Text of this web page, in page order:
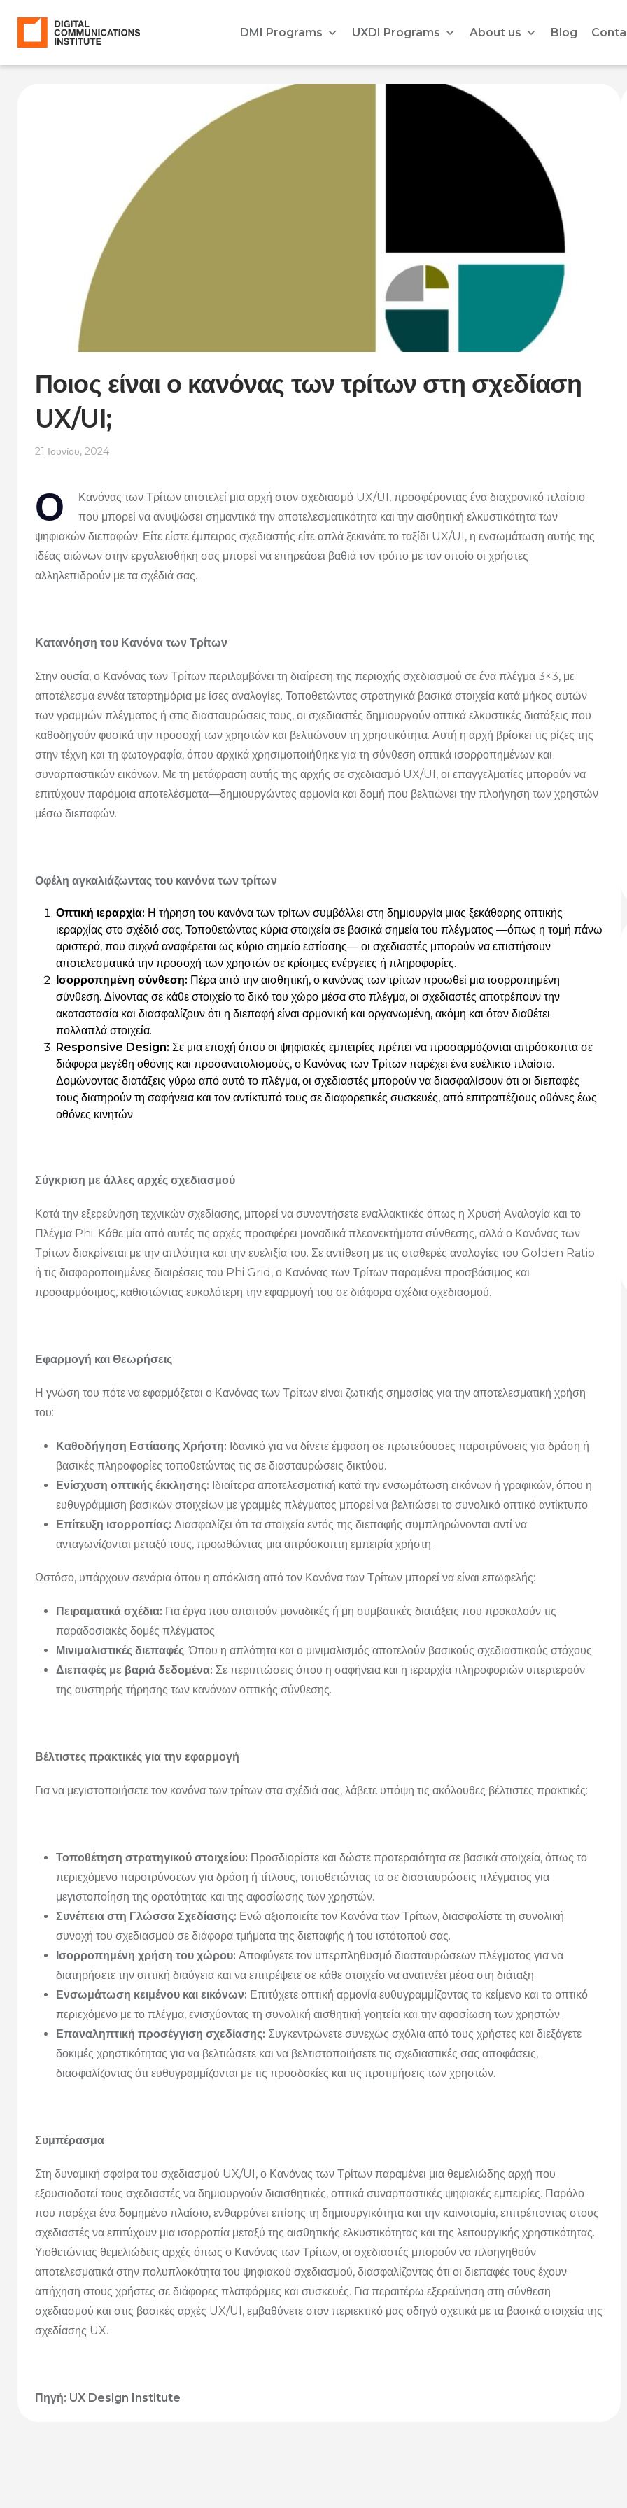
DMI Programs UXDI Programs About us Blog
Ποιος είναι ο κανόνας των τρίτων στη σχεδίαση
UX/UI;
21 Ιουνίου, 2024
Ο
Κανόνας των Τρίτων αποτελεί μια αρχή στον σχεδιασμό UX/UI, προσφέροντας ένα διαχρονικό πλαίσιο
που μπορεί να ανυψώσει σημαντικά την αποτελεσματικότητα και την αισθητική ελκυστικότητα των
ψηφιακών διεπαφών. Είτε είστε έμπειρος σχεδιαστής είτε απλά ξεκινάτε το ταξίδι UX/UI, η ενσωμάτωση αυτής της
ιδέας αιώνων στην εργαλειοθήκη σας μπορεί να επηρεάσει βαθιά τον τρόπο με τον οποίο οι χρήστες
αλληλεπιδρούν με τα σχέδιά σας.
Κατανόηση του Κανόνα των Τρίτων
Στην ουσία, ο Κανόνας των Τρίτων περιλαμβάνει τη διαίρεση της περιοχής σχεδιασμού σε ένα πλέγμα 3×3, με
αποτέλεσμα εννέα τεταρτημόρια με ίσες αναλογίες. Τοποθετώντας στρατηγικά βασικά στοιχεία κατά μήκος αυτών
των γραμμών πλέγματος ή στις διασταυρώσεις τους, οι σχεδιαστές δημιουργούν οπτικά ελκυστικές διατάξεις που
καθοδηγούν φυσικά την προσοχή των χρηστών και βελτιώνουν τη χρηστικότητα. Αυτή η αρχή βρίσκει τις ρίζες της
στην τέχνη και τη φωτογραφία, όπου αρχικά χρησιμοποιήθηκε για τη σύνθεση οπτικά ισορροπημένων και
συναρπαστικών εικόνων. Με τη μετάφραση αυτής της αρχής σε σχεδιασμό UX/UI, οι επαγγελματίες μπορούν να
επιτύχουν παρόμοια αποτελέσματα—δημιουργώντας αρμονία και δομή που βελτιώνει την πλοήγηση των χρηστών
μέσω διεπαφών.
Οφέλη αγκαλιάζωντας του κανόνα των τρίτων
Οπτική ιεραρχία: Η τήρηση του κανόνα των τρίτων συμβάλλει στη δημιουργία μιας ξεκάθαρης οπτικής
ιεραρχίας στο σχέδιό σας. Τοποθετώντας κύρια στοιχεία σε βασικά σημεία του πλέγματος —όπως η τομή πάνω
αριστερά, που συχνά αναφέρεται ως κύριο σημείο εστίασης— οι σχεδιαστές μπορούν να επιστήσουν
αποτελεσματικά την προσοχή των χρηστών σε κρίσιμες ενέργειες ή πληροφορίες.
Ισορροπημένη σύνθεση: Πέρα από την αισθητική, ο κανόνας των τρίτων προωθεί μια ισορροπημένη
σύνθεση. Δίνοντας σε κάθε στοιχείο το δικό του χώρο μέσα στο πλέγμα, οι σχεδιαστές αποτρέπουν την
ακαταστασία και διασφαλίζουν ότι η διεπαφή είναι αρμονική και οργανωμένη, ακόμη και όταν διαθέτει
πολλαπλά στοιχεία.
Responsive Design: Σε μια εποχή όπου οι ψηφιακές εμπειρίες πρέπει να προσαρμόζονται απρόσκοπτα σε
διάφορα μεγέθη οθόνης και προσανατολισμούς, ο Κανόνας των Τρίτων παρέχει ένα ευέλικτο πλαίσιο.
Δομώνοντας διατάξεις γύρω από αυτό το πλέγμα, οι σχεδιαστές μπορούν να διασφαλίσουν ότι οι διεπαφές
τους διατηρούν τη σαφήνεια και τον αντίκτυπό τους σε διαφορετικές συσκευές, από επιτραπέζιους οθόνες έως
οθόνες κινητών.
Σύγκριση με άλλες αρχές σχεδιασμού
Κατά την εξερεύνηση τεχνικών σχεδίασης, μπορεί να συναντήσετε εναλλακτικές όπως η Χρυσή Αναλογία και το
Πλέγμα Phi. Κάθε μία από αυτές τις αρχές προσφέρει μοναδικά πλεονεκτήματα σύνθεσης, αλλά ο Κανόνας των
Τρίτων διακρίνεται με την απλότητα και την ευελιξία του. Σε αντίθεση με τις σταθερές αναλογίες του Golden Ratio
ή τις διαφοροποιημένες διαιρέσεις του Phi Grid, ο Κανόνας των Τρίτων παραμένει προσβάσιμος και
προσαρμόσιμος, καθιστώντας ευκολότερη την εφαρμογή του σε διάφορα σχέδια σχεδιασμού.
Εφαρμογή και Θεωρήσεις
Η γνώση του πότε να εφαρμόζεται ο Κανόνας των Τρίτων είναι ζωτικής σημασίας για την αποτελεσματική χρήση
του:
Καθοδήγηση Εστίασης Χρήστη: Ιδανικό για να δίνετε έμφαση σε πρωτεύουσες παροτρύνσεις για δράση ή
βασικές πληροφορίες τοποθετώντας τις σε διασταυρώσεις δικτύου.
Ενίσχυση οπτικής έκκλησης: Ιδιαίτερα αποτελεσματική κατά την ενσωμάτωση εικόνων ή γραφικών, όπου η
ευθυγράμμιση βασικών στοιχείων με γραμμές πλέγματος μπορεί να βελτιώσει το συνολικό οπτικό αντίκτυπο.
Επίτευξη ισορροπίας: Διασφαλίζει ότι τα στοιχεία εντός της διεπαφής συμπληρώνονται αντί να
ανταγωνίζονται μεταξύ τους, προωθώντας μια απρόσκοπτη εμπειρία χρήστη.
Ωστόσο, υπάρχουν σενάρια όπου η απόκλιση από τον Κανόνα των Τρίτων μπορεί να είναι επωφελής:
Πειραματικά σχέδια: Για έργα που απαιτούν μοναδικές ή μη συμβατικές διατάξεις που προκαλούν τις
παραδοσιακές δομές πλέγματος.
Μινιμαλιστικές διεπαφές: Όπου η απλότητα και ο μινιμαλισμός αποτελούν βασικούς σχεδιαστικούς στόχους.
Διεπαφές με βαριά δεδομένα: Σε περιπτώσεις όπου η σαφήνεια και η ιεραρχία πληροφοριών υπερτερούν
της αυστηρής τήρησης των κανόνων οπτικής σύνθεσης.
Βέλτιστες πρακτικές για την εφαρμογή
Για να μεγιστοποιήσετε τον κανόνα των τρίτων στα σχέδιά σας, λάβετε υπόψη τις ακόλουθες βέλτιστες πρακτικές:
Τοποθέτηση στρατηγικού στοιχείου: Προσδιορίστε και δώστε προτεραιότητα σε βασικά στοιχεία, όπως το
περιεχόμενο παροτρύνσεων για δράση ή τίτλους, τοποθετώντας τα σε διασταυρώσεις πλέγματος για
μεγιστοποίηση της ορατότητας και της αφοσίωσης των χρηστών.
Συνέπεια στη Γλώσσα Σχεδίασης: Ενώ αξιοποιείτε τον Κανόνα των Τρίτων, διασφαλίστε τη συνολική
συνοχή του σχεδιασμού σε διάφορα τμήματα της διεπαφής ή του ιστότοπού σας.
Ισορροπημένη χρήση του χώρου: Αποφύγετε τον υπερπληθυσμό διασταυρώσεων πλέγματος για να
διατηρήσετε την οπτική διαύγεια και να επιτρέψετε σε κάθε στοιχείο να αναπνέει μέσα στη διάταξη.
Ενσωμάτωση κειμένου και εικόνων: Επιτύχετε οπτική αρμονία ευθυγραμμίζοντας το κείμενο και το οπτικό
περιεχόμενο με το πλέγμα, ενισχύοντας τη συνολική αισθητική γοητεία και την αφοσίωση των χρηστών.
Επαναληπτική προσέγγιση σχεδίασης: Συγκεντρώνετε συνεχώς σχόλια από τους χρήστες και διεξάγετε
δοκιμές χρηστικότητας για να βελτιώσετε και να βελτιστοποιήσετε τις σχεδιαστικές σας αποφάσεις,
διασφαλίζοντας ότι ευθυγραμμίζονται με τις προσδοκίες και τις προτιμήσεις των χρηστών.
Συμπέρασμα
Στη δυναμική σφαίρα του σχεδιασμού UX/UI, ο Κανόνας των Τρίτων παραμένει μια θεμελιώδης αρχή που
εξουσιοδοτεί τους σχεδιαστές να δημιουργούν διαισθητικές, οπτικά συναρπαστικές ψηφιακές εμπειρίες. Παρόλο
που παρέχει ένα δομημένο πλαίσιο, ενθαρρύνει επίσης τη δημιουργικότητα και την καινοτομία, επιτρέποντας στους
σχεδιαστές να επιτύχουν μια ισορροπία μεταξύ της αισθητικής ελκυστικότητας και της λειτουργικής χρηστικότητας.
Υιοθετώντας θεμελιώδεις αρχές όπως ο Κανόνας των Τρίτων, οι σχεδιαστές μπορούν να πλοηγηθούν
αποτελεσματικά στην πολυπλοκότητα του ψηφιακού σχεδιασμού, διασφαλίζοντας ότι οι διεπαφές τους έχουν
απήχηση στους χρήστες σε διάφορες πλατφόρμες και συσκευές. Για περαιτέρω εξερεύνηση στη σύνθεση
σχεδιασμού και στις βασικές αρχές UX/UI, εμβαθύνετε στον περιεκτικό μας οδηγό σχετικά με τα βασικά στοιχεία της
σχεδίασης UX.
Πηγή: UX Design Institute